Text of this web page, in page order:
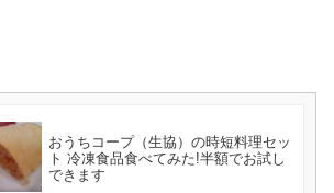
おうちコープ（生協）の時短料理セッ
ト 冷凍食品食べてみた!半額でお試し
できます